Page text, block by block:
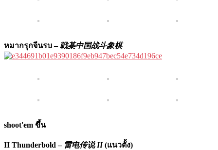
หมากรุกจีนรบ –戦棊中国战斗象棋
shoot'em ขึ้น
II Thunderbold – 雷电传说 II(แนวตั้ง)